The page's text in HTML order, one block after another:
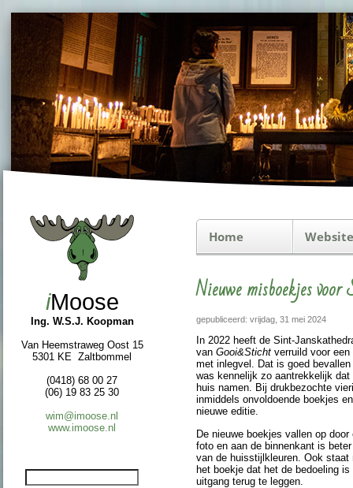
iMoose
Ing. W.S.J. Koopman
Van Heemstraweg Oost 15
5301 KE Zaltbommel
(0418) 68 00 27
(06) 19 83 25 30
wim@imoose.nl
www.imoose.nl
Home
Nieuwe misboekjes
gepubliceerd: vrijdag, 31 mei 2024
In 2022 heeft de Sint-
van Gooi&Sticht verruild voor
met inlegvel. Dat is goed
was kenne­lijk zo aan­trek­ke­lijk dat
huis namen. Bij drukbe­zochte
inmiddels on­vol­doen­de boekjes
nieuwe editie.
De nieuwe boekjes vallen op
foto en aan de binnen­kant is
van de huis­stijlkleuren. Ook staat
het boekje dat het de bedoeling
uitgang terug te leggen.